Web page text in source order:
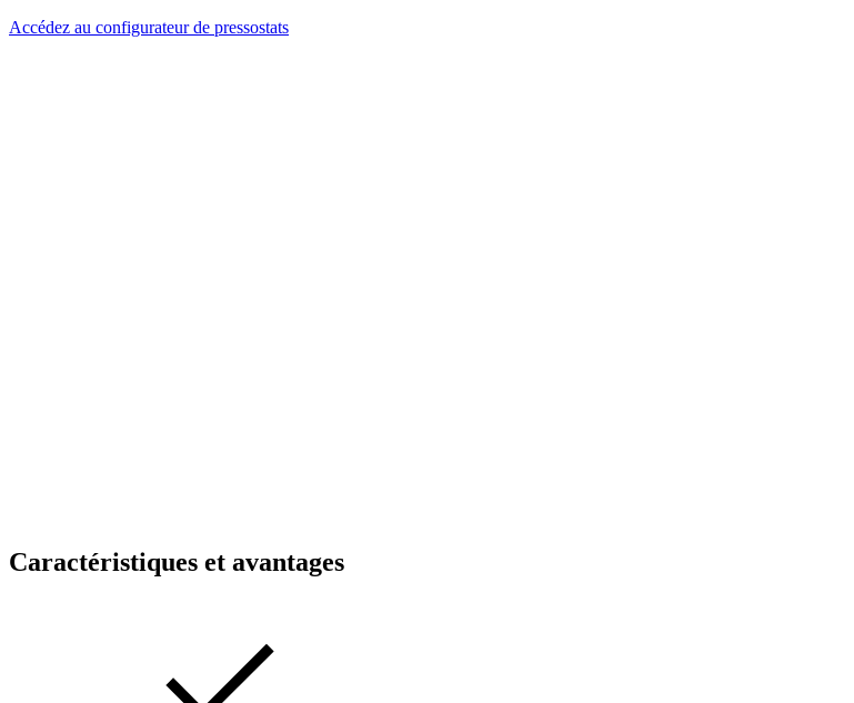
Accédez au configurateur de pressostats
Caractéristiques et avantages